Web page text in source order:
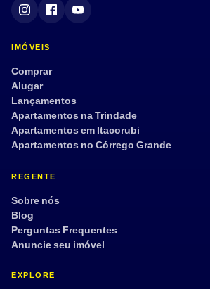
IMÓVEIS
Comprar
Alugar
Lançamentos
Apartamentos na Trindade
Apartamentos em Itacorubi
Apartamentos no Córrego Grande
REGENTE
Sobre nós
Blog
Perguntas Frequentes
Anuncie seu imóvel
EXPLORE